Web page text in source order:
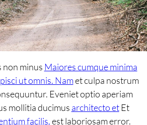
non minus Maiores cumque minima
ut omnis. Namet culpa nostrum
Eveniet optio aperiam
mollitia ducimus architecto etEt
facilis.est laboriosam error.